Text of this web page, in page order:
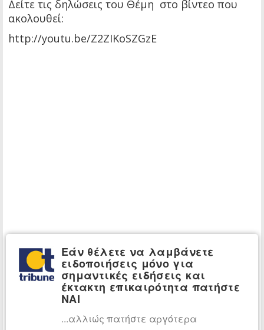
Δείτε τις δηλώσεις του Θέμη στο βίντεο που
ακολουθεί:
http://youtu.be/Z2ZIKoSZGzE
Εάν θέλετε να λαμβάνετε
ειδοποιήσεις μόνο για
σημαντικές ειδήσεις και
έκτακτη επικαιρότητα πατήστε
ΝΑΙ
...αλλιώς πατήστε αργότερα